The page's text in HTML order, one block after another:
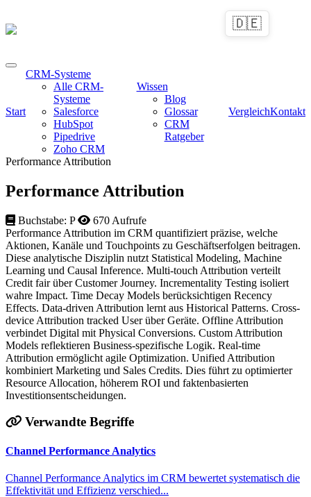
Start
CRM-Systeme
Alle CRM-
Systeme
Salesforce
HubSpot
Pipedrive
Zoho CRM
Wissen
Blog
Glossar
CRM
Ratgeber
VergleichKontakt
🇩🇪
Performance Attribution
Performance Attribution
Buchstabe: P
670 Aufrufe
Performance Attribution im CRM quantifiziert präzise, welche
Aktionen, Kanäle und Touchpoints zu Geschäftserfolgen beitragen.
Diese analytische Disziplin nutzt Statistical Modeling, Machine
Learning und Causal Inference. Multi-touch Attribution verteilt
Credit fair über Customer Journey. Incrementality Testing isoliert
wahre Impact. Time Decay Models berücksichtigen Recency
Effects. Data-driven Attribution lernt aus Historical Patterns. Cross-
device Attribution tracked User über Geräte. Offline Attribution
verbindet Digital mit Physical Conversions. Custom Attribution
Models reflektieren Business-spezifische Logik. Real-time
Attribution ermöglicht agile Optimization. Unified Attribution
kombiniert Marketing und Sales Credits. Dies führt zu optimierter
Resource Allocation, höherem ROI und faktenbasierten
Investitionsentscheidungen.
Verwandte Begriffe
Channel Performance Analytics
Channel Performance Analytics im CRM bewertet systematisch die
Effektivität und Effizienz verschied...